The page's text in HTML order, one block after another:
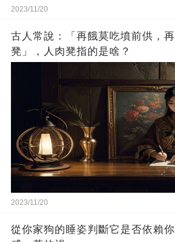
2023/11/20
古人常說：「再餓莫吃墳前供，
凳」，人肉凳指的是啥？
2023/11/20
從你家狗的睡姿判斷它是否依賴